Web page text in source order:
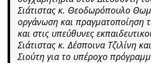
Σιάτιστας κ. Θεοδωρόπουλο
οργάνωση και πραγματοποίηση
και στις υπεύθυνες
Σιάτιστας κ. Δέσποινα Τζιλίνη
Σιούτη για το υπέροχο